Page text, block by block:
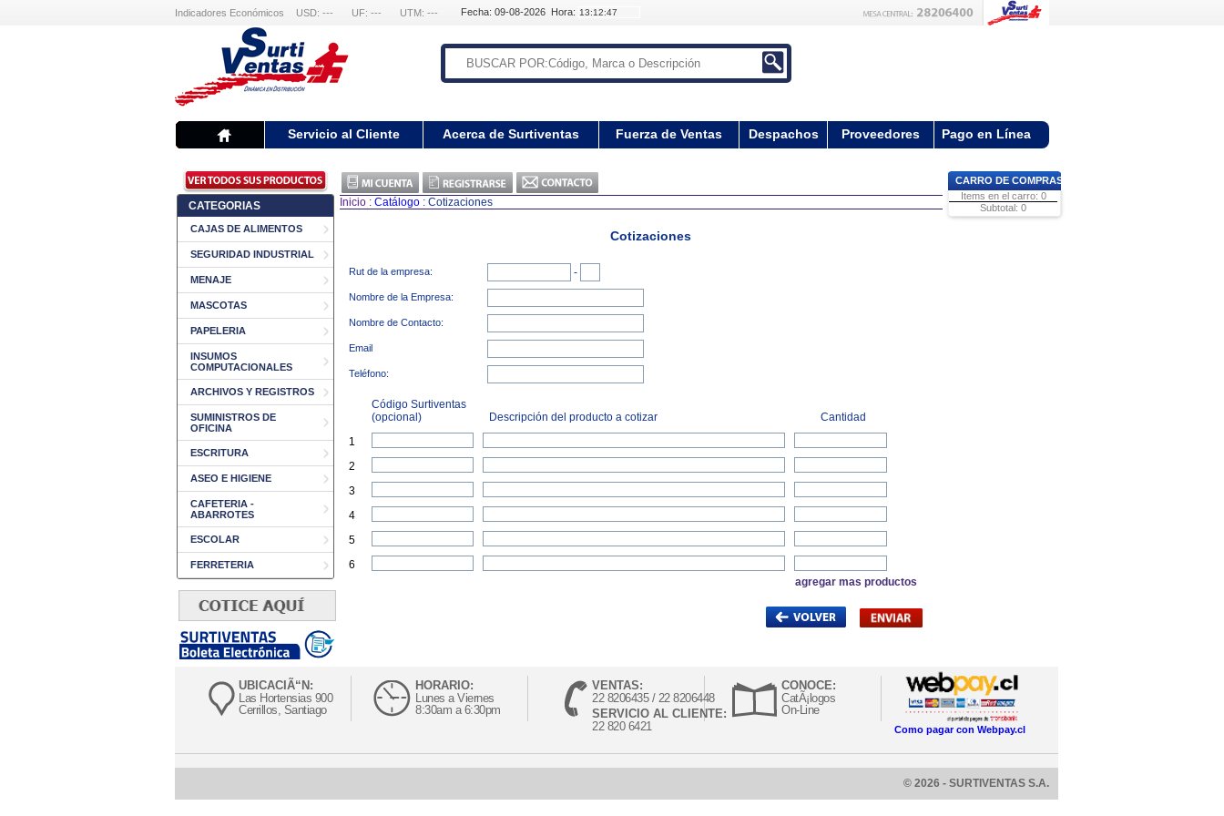
Indicadores Económicos USD: --- UF: --- UTM: --- Fecha: 09-08-2026 Hora:
Servicio al Cliente Acerca de Surtiventas Fuerza de Ventas Despachos Proveedores Pago en Línea
CATEGORIAS
CAJAS DE ALIMENTOS
SEGURIDAD INDUSTRIAL
MENAJE
MASCOTAS
PAPELERIA
INSUMOS
COMPUTACIONALES
ARCHIVOS Y REGISTROS
SUMINISTROS DE
OFICINA
ESCRITURA
ASEO E HIGIENE
CAFETERIA -
ABARROTES
ESCOLAR
FERRETERIA
Inicio : Catálogo : Cotizaciones
Cotizaciones
Rut de la empresa: -
Nombre de la Empresa:
Nombre de Contacto:
Email
Teléfono:
Código Surtiventas
(opcional)
Descripción del producto a cotizar
Cantidad
1
2
3
4
5
6
agregar mas productos
CARRO DE COMPRAS
Items en el carro: 0
Subtotal: 0
UBICACIÃ“N:
Las Hortensias 900
Cerrillos, Santiago
HORARIO:
Lunes a Viernes
8:30am a 6:30pm
VENTAS:
22 8206435 / 22 8206448
SERVICIO AL CLIENTE:
22 820 6421
CONOCE:
CatÃ¡logos
On-Line
Como pagar con Webpay.cl
© 2026 - SURTIVENTAS S.A.